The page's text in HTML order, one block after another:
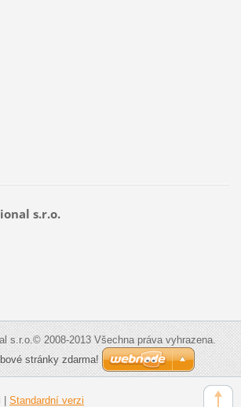
s.r.o.
s.r.o.© 2008-2013 Všechna práva vyhrazena.
stránky zdarma!
Standardní verzi